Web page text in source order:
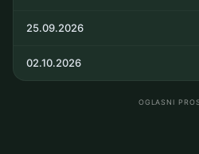
25.09.2026
02.10.2026
OGLASNI